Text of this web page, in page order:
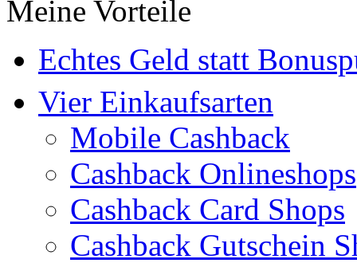
Meine Vorteile
Echtes Geld statt
Vier Einkaufsarten
Mobile Cashback
Cashback Onlineshops
Cashback Card Shops
Cashback Gutschein